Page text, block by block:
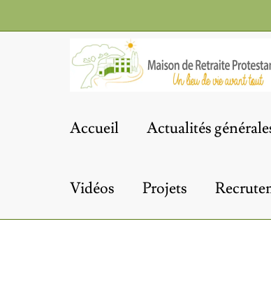
contenu
Accueil Actualités
Vidéos Projets